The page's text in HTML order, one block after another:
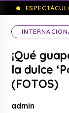
¡Qué
la dulce
(FOTOS)
admin